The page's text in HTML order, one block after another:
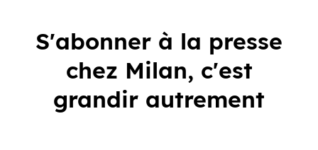
S'abonner à la presse
chez Milan, c'est
grandir autrement